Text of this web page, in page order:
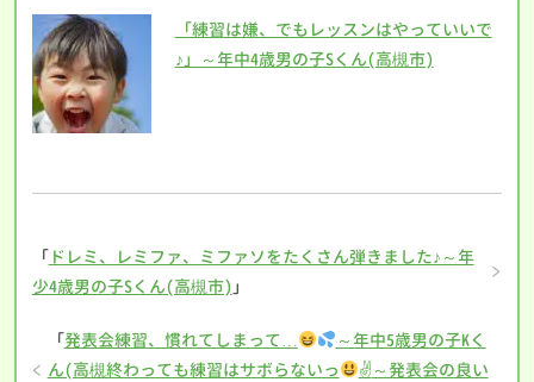
「練習は嫌、でもレッスンはやっていいで
♪」～年中4歳男の子Sくん(高槻市)
「ドレミ、レミファ、ミファソをたくさん弾きました♪～年
少4歳男の子Sくん(高槻市) 」
「発表会練習、慣れてしまって…
～年中5歳男の子Kく
ん(高槻終わっても練習はサボらないっ
✌～発表会の良い